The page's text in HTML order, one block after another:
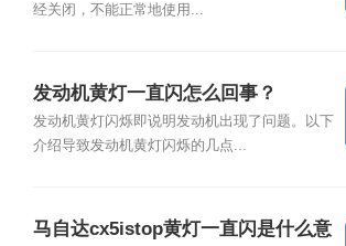
经关闭，不能正常地使用...
发动机黄灯一直闪怎么回事？
发动机黄灯闪烁即说明发动机出现了问题。以下
介绍导致发动机黄灯闪烁的几点...
马自达cx5istop黄灯一直闪是什么意